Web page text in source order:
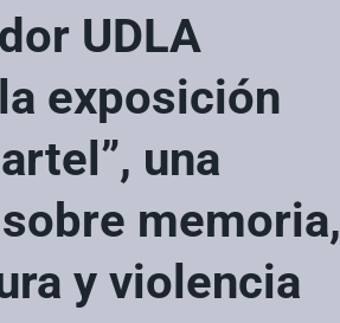
UDLA
exposición
una
memoria,
y violencia